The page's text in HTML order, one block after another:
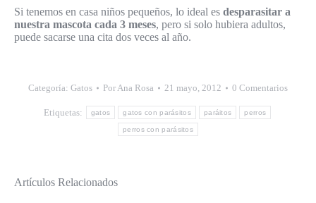
Si tenemos en casa niños pequeños, lo ideal es desparasitar a
nuestra mascota cada 3 meses, pero si solo hubiera adultos,
puede sacarse una cita dos veces al año.
Categoría: Gatos PorAna Rosa 21 mayo, 2012 0 Comentarios
Etiquetas: gatos gatos con parásitos paráitos perros
perros con parásitos
Artículos Relacionados